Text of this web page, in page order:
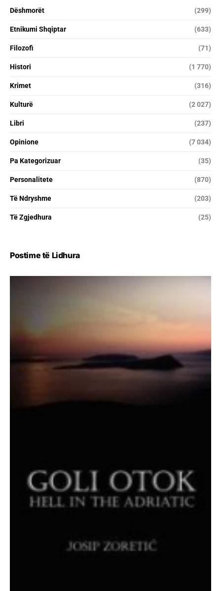
Dëshmorët (299)
Etnikumi Shqiptar (633)
Filozofi (71)
Histori (1 770)
Krimet (316)
Kulturë (2 027)
Libri (237)
Opinione (7 034)
Pa Kategorizuar (35)
Personalitete (870)
Të Ndryshme (203)
Të Zgjedhura (25)
Postime të Lidhura